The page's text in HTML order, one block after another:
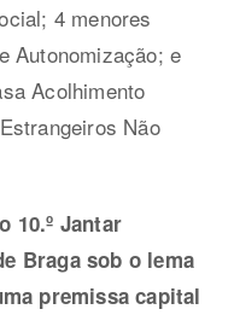
4 menores
Autonomização; e
Acolhimento
Não
10.º Jantar
Braga sob o lema
premissa capital